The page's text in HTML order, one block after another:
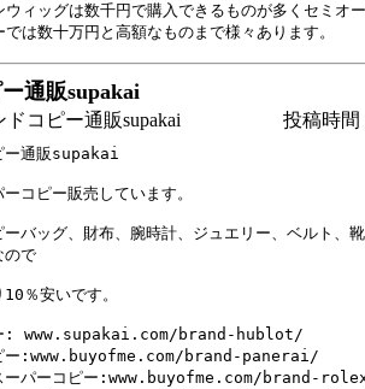
ウィッグは数千円で購入できるものが多くセミオ
では数十万円と高額なものまで様々あります。
通販supakai
コピー通販supakai
投稿時間
ー通販supakai
コピー販売しています。
バッグ、財布、腕時計、ジュエリー、ベルト、靴
ので
％安いです。
ー: www.supakai.com/brand-hublot/
ー:www.buyofme.com/brand-panerai/
ーパーコピー:www.buyofme.com/brand-